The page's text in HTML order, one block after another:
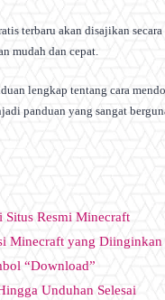
terbaru akan disajikan
mudah dan cepat.
lengkap tentang cara
panduan yang sangat
Resmi Minecraft
Minecraft yang Diinginkan
“Download”
Unduhan Selesai